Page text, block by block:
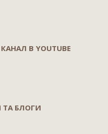
В YOUTUBE
БЛОГИ